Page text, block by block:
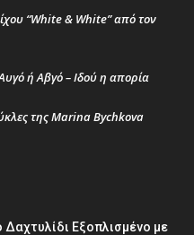
“White & White” από τον
ή Αβγό – Ιδού η απορία
της Marina Bychkova
Εξοπλισμένο με